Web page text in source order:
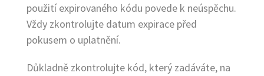
použití expirovaného kódu povede k neúspěchu.
Vždy zkontrolujte datum expirace před
pokusem o uplatnění.
Důkladně zkontrolujte kód, který zadáváte, na